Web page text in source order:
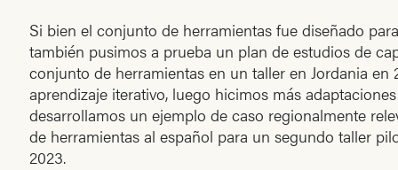
Si bien el conjunto de herramientas fue diseñado
también pusimos a prueba un plan de estudios de
conjunto de herramientas en un taller en Jordania en
aprendizaje iterativo, luego hicimos más
desarrollamos un ejemplo de caso regionalmente
de herramientas al español para un segundo taller
2023.